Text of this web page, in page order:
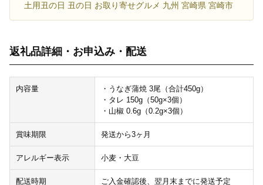
土用丑の日 丑の日 お取り寄せグルメ 九州 宮崎県 宮崎市
返礼品詳細・お申込み・配送
内容量
・うなぎ蒲焼 3尾（合計450g）
・タレ 150g（50g×3個）
・山椒 0.6g（0.2g×3個）
賞味期限 発送から3ヶ月
アレルギー表示 小麦・大豆
配送時期
ご入金確認後、翌月末までに発送予定